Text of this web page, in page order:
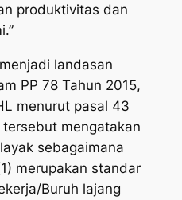
produktivitas dan
landasan
PP 78 Tahun 2015,
menurut pasal 43
mengatakan
sebagaimana
merupakan standar
Buruh lajang